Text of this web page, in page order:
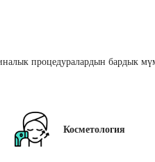
процедуралардын бардык
Косметология